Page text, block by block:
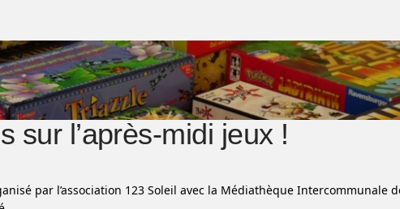
sur l’après-midi jeux !
par l’association 123 Soleil avec la Médiathèque Intercommunale